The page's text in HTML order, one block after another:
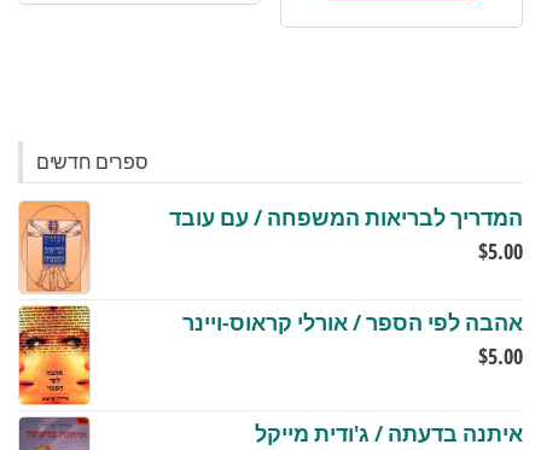
ספרים חדשים
המדריך לבריאות המשפחה / עם עובד
$5.00
אהבה לפי הספר / אורלי קראוס-ויינר
$5.00
איתנה בדעתה / ג'ודית מייקל